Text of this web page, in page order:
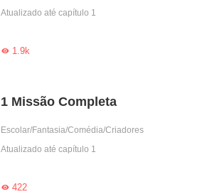
Atualizado até capítulo 1
1.9k
1 Missão Completa
Escolar/Fantasia/Comédia/Criadores
Atualizado até capítulo 1
422